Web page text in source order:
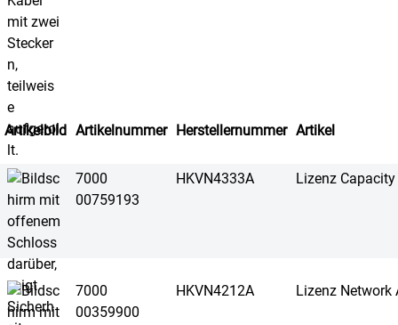
Artikelbild Artikelnummer Herstellernummer Artikel
7000
00759193
HKVN4333A Lizenz Capacity
7000
00359900
HKVN4212A Lizenz Network